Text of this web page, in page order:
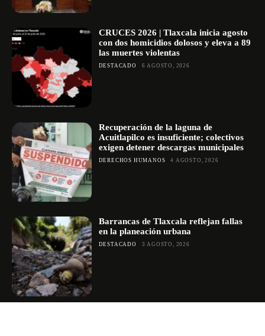
CRUCES 2026 | Tlaxcala inicia agosto
con dos homicidios dolosos y eleva a 89
las muertes violentas
DESTACADO 6 AGOSTO, 2026
Recuperación de la laguna de
Acuitlapilco es insuficiente; colectivos
exigen detener descargas municipales
DERECHOS HUMANOS 4 AGOSTO, 2026
Barrancas de Tlaxcala reflejan fallas
en la planeación urbana
DESTACADO 3 AGOSTO, 2026